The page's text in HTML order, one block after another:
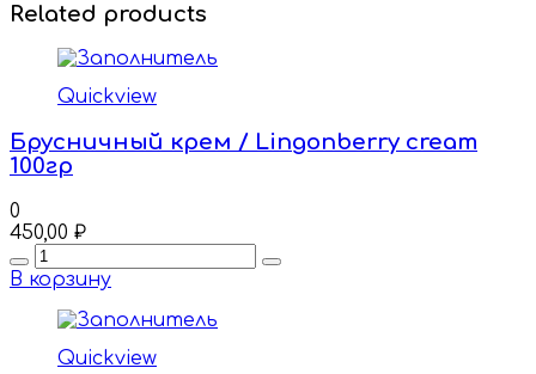
Related products
Quickview
Брусничный крем / Lingonberry cream
100гр
0
450,00 ₽
Quantity
В корзину
Quickview